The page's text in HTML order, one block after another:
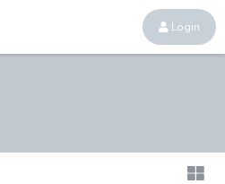
Login